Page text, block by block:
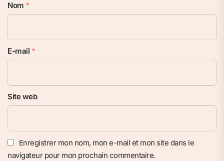
Nom *
E-mail *
Site web
Enregistrer mon nom, mon e-mail et mon site dans le
navigateur pour mon prochain commentaire.